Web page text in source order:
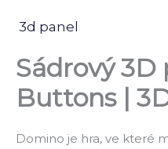
3d panel
Sádrový 3D
Buttons |
Domino je hra, ve které